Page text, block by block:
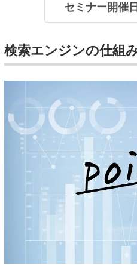
セミナー開催
検索エンジンの仕組